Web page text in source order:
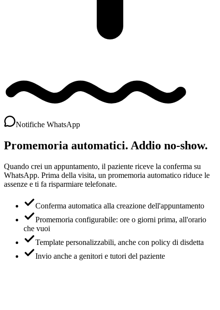
Notifiche WhatsApp
Promemoria automatici. Addio no‑show.
Quando crei un appuntamento, il paziente riceve la conferma su
WhatsApp. Prima della visita, un promemoria automatico riduce le
assenze e ti fa risparmiare telefonate.
Conferma automatica alla creazione dell'appuntamento
Promemoria configurabile: ore o giorni prima, all'orario
che vuoi
Template personalizzabili, anche con policy di disdetta
Invio anche a genitori e tutori del paziente